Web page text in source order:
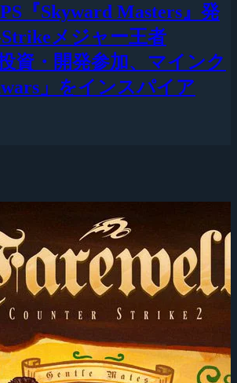
『Skyward Masters』発
メジャー王者
資・開発参加、マインク
」をインスパイア